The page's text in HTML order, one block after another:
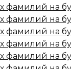
фамилий на
фамилий на
фамилий на
фамилий на
фамилий на